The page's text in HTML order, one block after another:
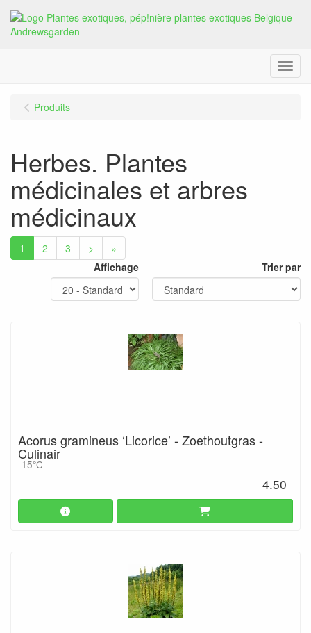
Menu
Produits
Herbes. Plantes
médicinales et arbres
médicinaux
1 2 3 >
»
Affichage
Trier par
Acorus gramineus ‘Licorice’ - Zoethoutgras -
Culinair
-15°C
4.50